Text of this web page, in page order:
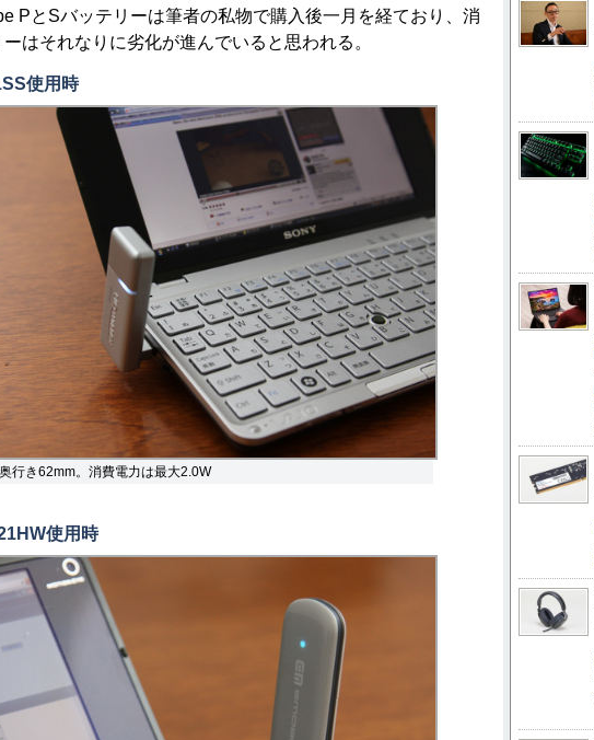
PとSバッテリーは筆者の私物で購入後一月を経ており、消
はそれなりに劣化が進んでいると思われる。
使用時
行き62mm。消費電力は最大2.0W
使用時